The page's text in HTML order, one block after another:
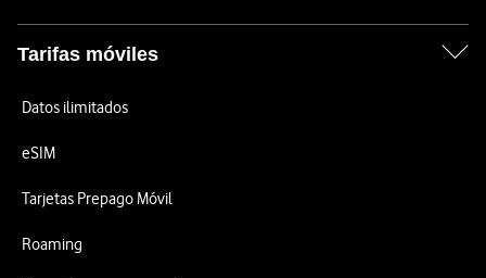
Tarifas móviles
Datos ilimitados
eSIM
Tarjetas Prepago Móvil
Roaming